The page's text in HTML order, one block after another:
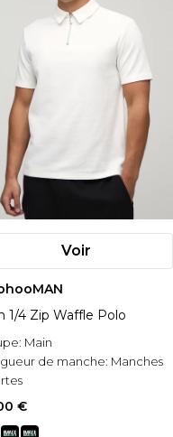
Voir
1/4 Zip Waffle Polo
Main
de manche: Manches
€